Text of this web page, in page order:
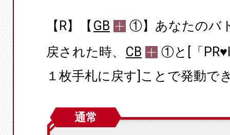
【R】【 GB
①】あなたのバ
戻された時、
CB
①と[「
１枚手札に戻す]ことで発動で
通常